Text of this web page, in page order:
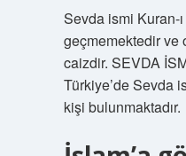
Sevda ismi Kuran-
geçmemektedir ve
caizdir. SEVDA
Türkiye’de Sevda
kişi bulunmaktadır.